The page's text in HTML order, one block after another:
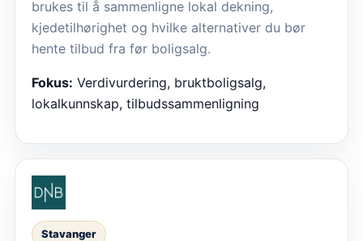
brukes til å sammenligne lokal dekning,
kjedetilhørighet og hvilke alternativer du bør
hente tilbud fra før boligsalg.
Fokus: Verdivurdering, bruktboligsalg,
lokalkunnskap, tilbudssammenligning
Stavanger